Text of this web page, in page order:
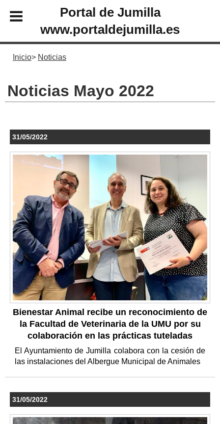
Portal de Jumilla
www.portaldejumilla.es
Inicio Noticias
Noticias Mayo 2022
31/05/2022
Bienestar Animal recibe un reconocimiento de
la Facultad de Veterinaria de la UMU por su
colaboración en las prácticas tuteladas
El Ayuntamiento de Jumilla colabora con la cesión de
las instalaciones del Albergue Municipal de Animales
31/05/2022